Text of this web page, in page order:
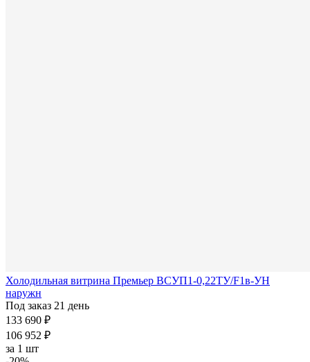
Холодильная витрина Премьер ВСУП1-0,22ТУ/F1в-УН
наружн
Под заказ 21 день
133 690 ₽
106 952 ₽
за 1 шт